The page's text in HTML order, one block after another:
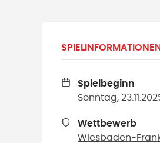
SPIELINFORMATIONEN
Spielbeginn
Sonntag,
Wettbewerb
Wiesbaden-